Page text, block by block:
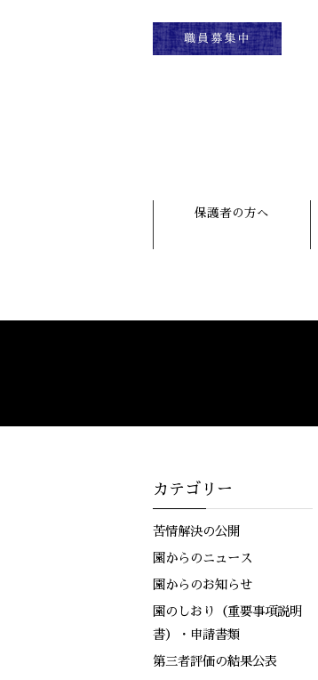
保護者の方へ
カテゴリー
苦情解決の公開
園からのニュース
園からのお知らせ
園のしおり（重要事項説明
書）・申請書類
第三者評価の結果公表